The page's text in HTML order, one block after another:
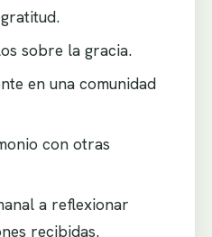
sobre la gracia.
en una comunidad
con otras
a reflexionar
recibidas.